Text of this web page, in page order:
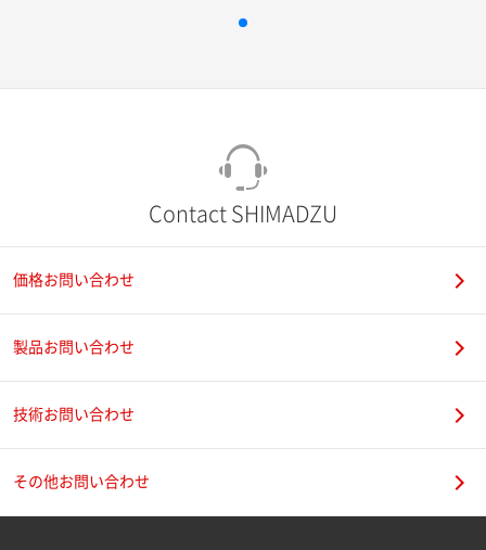
Contact SHIMADZU
価格お問い合わせ
製品お問い合わせ
技術お問い合わせ
その他お問い合わせ